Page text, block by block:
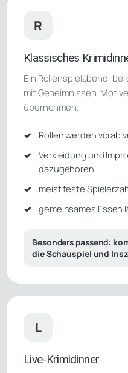
R
Klassisches
Ein Rollenspielabend,
mit Geheimnissen,
übernehmen.
Rollen werden vorab
Verkleidung und
dazugehören
meist feste
gemeinsames Essen
Besonders passend:
die Schauspiel und
L
Live-Krimidinner